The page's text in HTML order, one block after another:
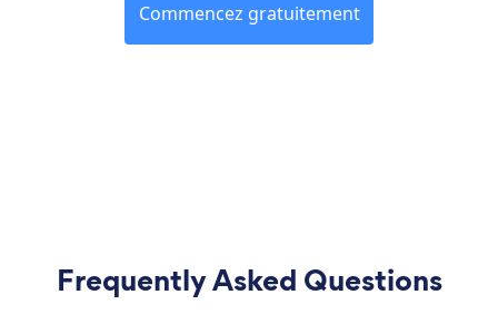
Commencez gratuitement
Frequently Asked Questions